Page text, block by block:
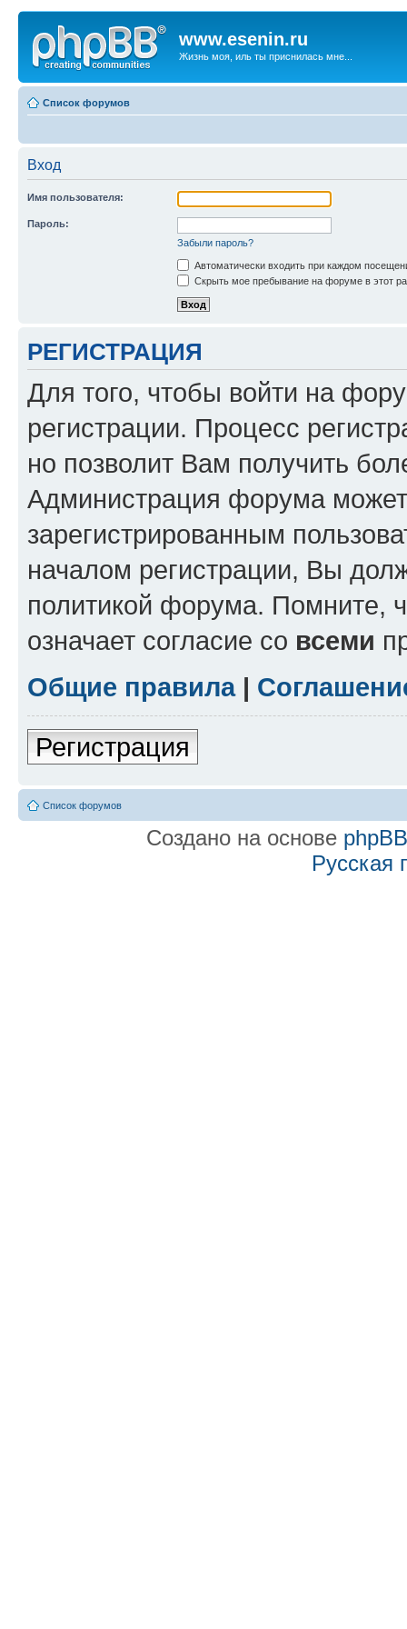
www.esenin.ru
Жизнь моя, иль ты приснилась мне...
Список форумов
Вход
Имя пользователя:
Пароль:
Забыли пароль?
Автоматически входить при каждом
Скрыть мое пребывание на форуме в этот
РЕГИСТРАЦИЯ
Для того, чтобы войти на
регистрации. Процесс
но позволит Вам получить
Администрация форума может
зарегистрированным
началом регистрации, Вы
политикой форума. Помните,
означает согласие со всеми
Общие правила|
Регистрация
Список форумов
Создано на основе phpBB
Русская